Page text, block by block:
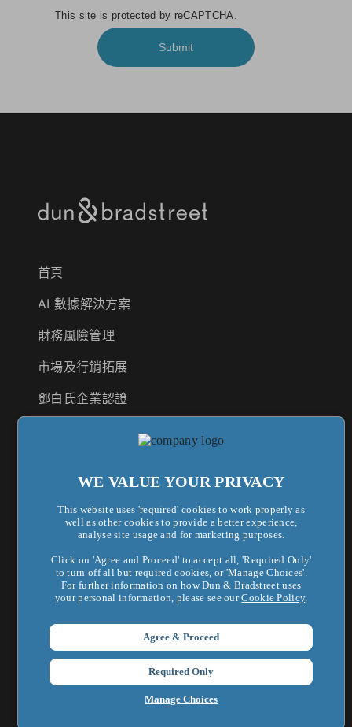
This site is protected by reCAPTCHA.
Submit
WE VALUE YOUR PRIVACY
This website uses 'required' cookies to work properly as
well as other cookies to provide a better experience,
analyse site usage and for marketing purposes.
Click on 'Agree and Proceed' to accept all, 'Required Only'
to turn off all but required cookies, or 'Manage Choices'.
For further information on how Dun & Bradstreet uses
your personal information, please see ourCookie Policy.
Manage Choices
Agree & Proceed
Required Only
首頁
AI 數據解決方案
財務風險管理
市場及行銷拓展
鄧白氏企業認證
關於鄧白氏
企業新聞
新知洞察
聯絡我們